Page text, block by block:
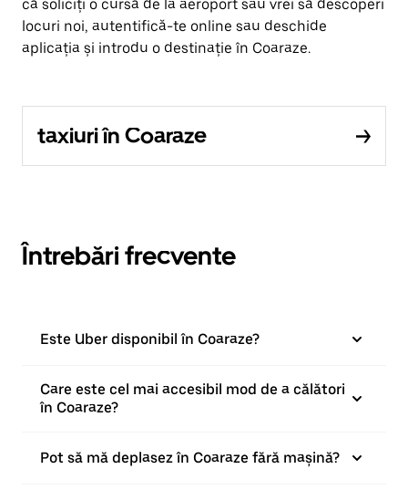
că soliciți o cursă de la aeroport sau vrei să descoperi
locuri noi, autentifică-te online sau deschide
aplicația și introdu o destinație în Coaraze.
taxiuri în Coaraze
Întrebări frecvente
Este Uber disponibil în Coaraze?
Care este cel mai accesibil mod de a călători
în Coaraze?
Pot să mă deplasez în Coaraze fără mașină?